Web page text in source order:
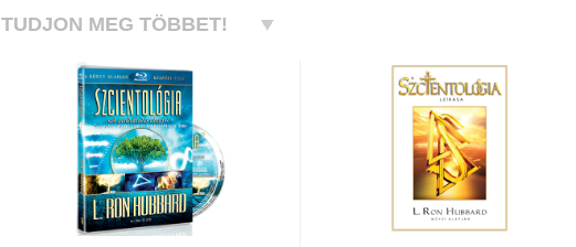
TUDJON MEG TÖBBET!